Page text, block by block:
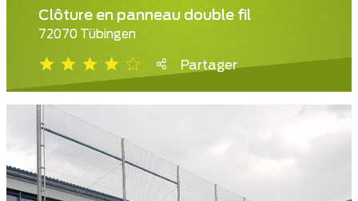
Clôture en panneau double fil
72070 Tübingen
Partager